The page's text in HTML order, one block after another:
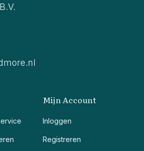
Mijn Account
Inloggen
Registreren